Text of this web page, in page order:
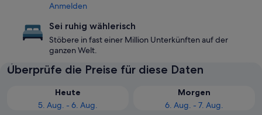
Anmelden
Sei ruhig wählerisch
Stöbere in fast einer Million Unterkünften auf der
ganzen Welt.
Überprüfe die Preise für diese Daten
Heute
5. Aug. - 6. Aug.
Morgen
6. Aug. - 7. Aug.